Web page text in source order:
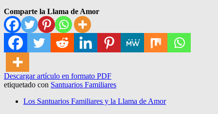
Comparte la Llama de Amor
Descargar artículo en formato PDF
etiquetado con Santuarios Familiares
Los Santuarios Familiares y la Llama de Amor